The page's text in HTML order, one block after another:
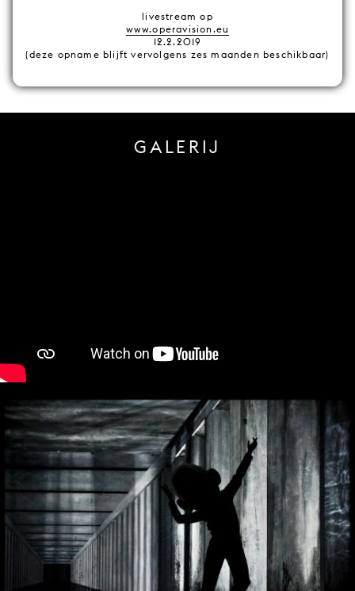
livestream op
www.operavision.eu
12.2.2019
(deze opname blijft vervolgens zes maanden beschikbaar)
GALERIJ